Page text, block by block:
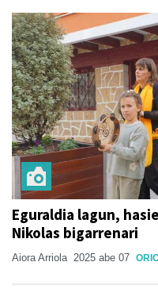
Eguraldia lagun,
Nikolas bigarrenari
Aiora Arriola 2025 abe 07